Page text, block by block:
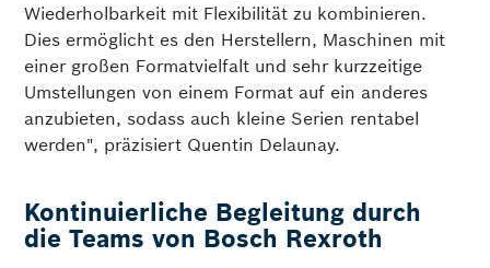
Wiederholbarkeit mit Flexibilität zu kombinieren.
Dies ermöglicht es den Herstellern, Maschinen mit
einer großen Formatvielfalt und sehr kurzzeitige
Umstellungen von einem Format auf ein anderes
anzubieten, sodass auch kleine Serien rentabel
werden", präzisiert Quentin Delaunay.
Kontinuierliche Begleitung durch
die Teams von Bosch Rexroth